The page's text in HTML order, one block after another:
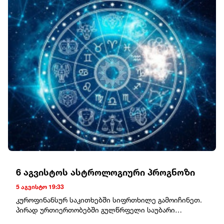
გაიმართება. 16:00 საათზე - კომპანია "სფერო
ინვესტის“ დამფუძნებლის გივი წულეისკირის და
იურისტის სოფო პეტრიაშვილის დასკვნითი
სასამართლო სხდომა გაიმართება.მისამართი: დავით
აღმაშენებლის ხეივანი #64საკონტაქტო პირი: აკაკი
ლუკავა 598 997 200
6 აგვისტოს ასტროლოგიური პროგნოზი
5 აგვისტო 19:33
კუროფინანსურ საკითხებში სიფრთხილე გამოიჩინეთ.
პირად ურთიერთობებში გულწრფელი საუბარი